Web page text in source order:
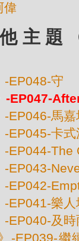
偉
主題
-EP048-守
-EP047-
-EP046-馬嘉
-EP045-卡
-EP044-
-EP043-
-EP042-
-EP041-樂
-EP040-及時
-EP039-